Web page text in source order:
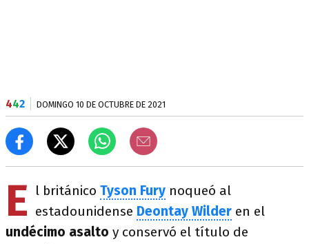
442 DOMINGO 10 DE OCTUBRE DE 2021
E l británico Tyson Fury noqueó al
estadounidense Deontay Wilder en el
undécimo asalto y conservó el título de